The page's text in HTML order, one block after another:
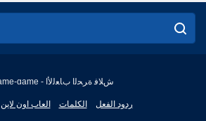
© game-game - ﺵﻼ ﻓ ﺓﺮﺤﻟﺍ ﺏﺎﻌﻟﻷ ﺍ
العاب اون لاين الكلمات ردود الفعل